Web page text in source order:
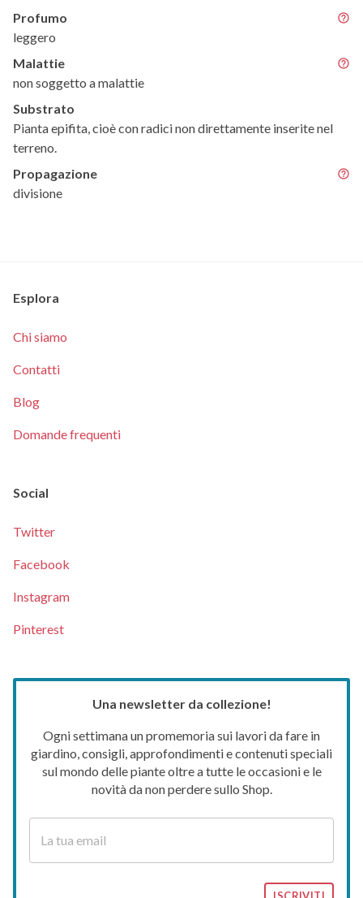
Profumo
leggero
Malattie
non soggetto a malattie
Substrato
Pianta epifita, cioè con radici non direttamente inserite nel
terreno.
Propagazione
divisione
Esplora
Chi siamo
Contatti
Blog
Domande frequenti
Social
Twitter
Facebook
Instagram
Pinterest
Una newsletter da collezione!
Ogni settimana un promemoria sui lavori da fare in
giardino, consigli, approfondimenti e contenuti speciali
sul mondo delle piante oltre a tutte le occasioni e le
novità da non perdere sullo Shop.
ISCRIVITI